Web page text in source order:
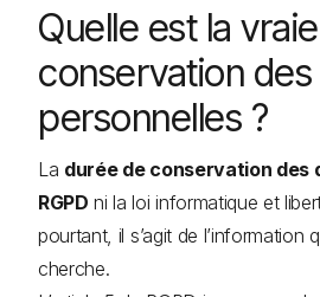
Quelle est la
conservation
personnelles ?
La durée de conservation des
RGPD ni la loi informatique et
pourtant, il s’agit de l’information
cherche.